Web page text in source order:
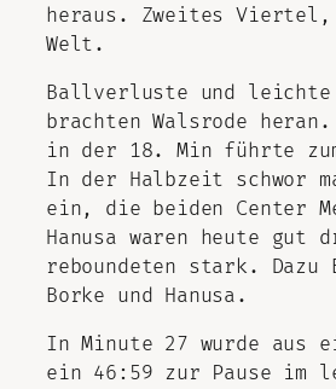
heraus. Zweites Viertel,
Welt.
Ballverluste und leichte
brachten Walsrode
in der 18. Min führte
In der Halbzeit schwor
ein, die beiden Center
Hanusa waren heute gut
reboundeten stark. Dazu
Borke und Hanusa.
In Minute 27 wurde aus
ein 46:59 zur Pause im